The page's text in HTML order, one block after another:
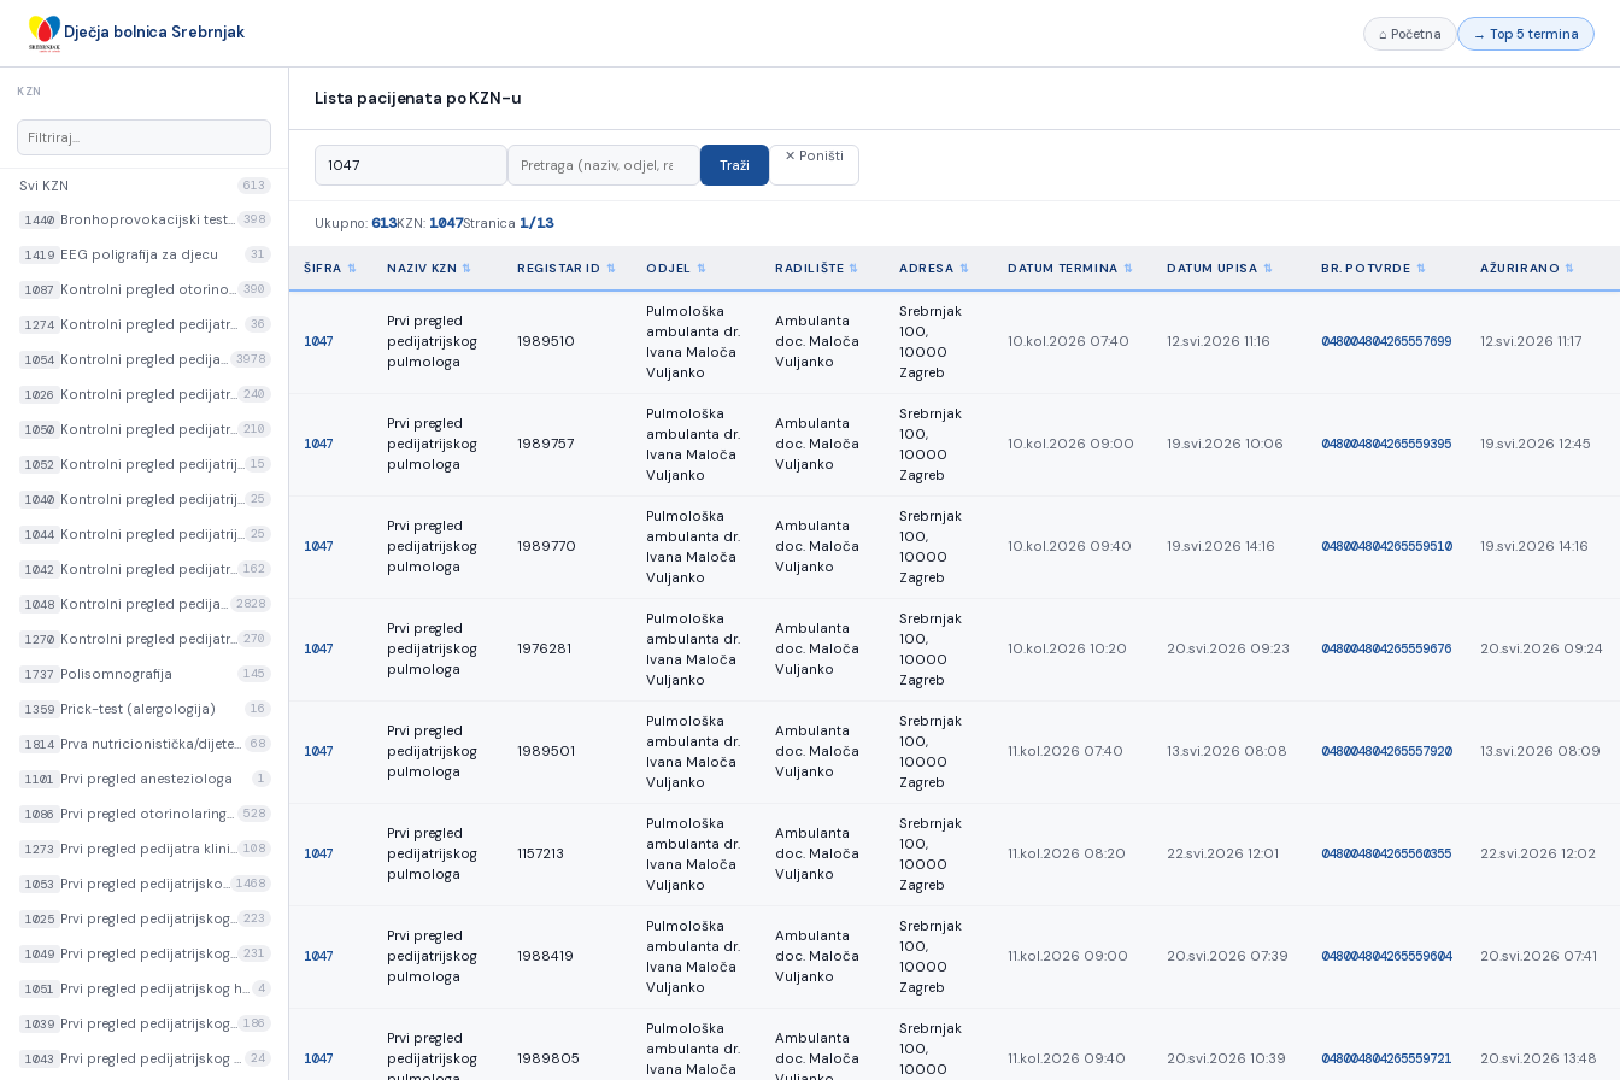
Dječja bolnica Srebrnjak ⌂ Početna → Top 5 termina
KZN
Svi KZN 613
1440 Bronhoprovokacijski test metakolinom za djecu 398
1419 EEG poligrafija za djecu 31
1087 Kontrolni pregled otorinolaringologa 390
1274 Kontrolni pregled pedijatra kliničkog farmakologa 36
1054 Kontrolni pregled pedijatrijskog alergologa/imunologa 3978
1026 Kontrolni pregled pedijatrijskog dermatologa 240
1050 Kontrolni pregled pedijatrijskog endokrinologa 210
1052 Kontrolni pregled pedijatrijskog hematologa/onkologa 15
1040 Kontrolni pregled pedijatrijskog kardiologa 25
1044 Kontrolni pregled pedijatrijskog nefrologa 25
1042 Kontrolni pregled pedijatrijskog neurologa 162
1048 Kontrolni pregled pedijatrijskog pulmologa 2828
1270 Kontrolni pregled pedijatrijskog reumatologa 270
1737 Polisomnografija 145
1359 Prick-test (alergologija) 16
1814 Prva nutricionistička/dijetetička obrada 68
1101 Prvi pregled anesteziologa 1
1086 Prvi pregled otorinolaringologa 528
1273 Prvi pregled pedijatra kliničkog farmakologa 108
1053 Prvi pregled pedijatrijskog alergologa/imunologa 1468
1025 Prvi pregled pedijatrijskog dermatologa 223
1049 Prvi pregled pedijatrijskog endokrinologa 231
1051 Prvi pregled pedijatrijskog hematologa/onkologa 4
1039 Prvi pregled pedijatrijskog kardiologa 186
1043 Prvi pregled pedijatrijskog nefrologa 24
Lista pacijenata po KZN-u
Traži ✕ Poništi
Ukupno: 613KZN: 1047Stranica 1/13
ŠIFRA NAZIV KZN REGISTAR ID ODJEL RADILIŠTE ADRESA DATUM TERMINA DATUM UPISA BR. POTVRDE AŽURIRANO
1047
Prvi pregled
pedijatrijskog
pulmologa
1989510
Pulmološka
ambulanta dr.
Ivana Maloča
Vuljanko
Ambulanta
doc. Maloča
Vuljanko
Srebrnjak
100,
10000
Zagreb
10.kol.2026 07:40 12.svi.2026 11:16 048004804265557699 12.svi.2026 11:17
1047
Prvi pregled
pedijatrijskog
pulmologa
1989757
Pulmološka
ambulanta dr.
Ivana Maloča
Vuljanko
Ambulanta
doc. Maloča
Vuljanko
Srebrnjak
100,
10000
Zagreb
10.kol.2026 09:00 19.svi.2026 10:06 048004804265559395 19.svi.2026 12:45
1047
Prvi pregled
pedijatrijskog
pulmologa
1989770
Pulmološka
ambulanta dr.
Ivana Maloča
Vuljanko
Ambulanta
doc. Maloča
Vuljanko
Srebrnjak
100,
10000
Zagreb
10.kol.2026 09:40 19.svi.2026 14:16 048004804265559510 19.svi.2026 14:16
1047
Prvi pregled
pedijatrijskog
pulmologa
1976281
Pulmološka
ambulanta dr.
Ivana Maloča
Vuljanko
Ambulanta
doc. Maloča
Vuljanko
Srebrnjak
100,
10000
Zagreb
10.kol.2026 10:20 20.svi.2026 09:23 048004804265559676 20.svi.2026 09:24
1047
Prvi pregled
pedijatrijskog
pulmologa
1989501
Pulmološka
ambulanta dr.
Ivana Maloča
Vuljanko
Ambulanta
doc. Maloča
Vuljanko
Srebrnjak
100,
10000
Zagreb
11.kol.2026 07:40 13.svi.2026 08:08 048004804265557920 13.svi.2026 08:09
1047
Prvi pregled
pedijatrijskog
pulmologa
1157213
Pulmološka
ambulanta dr.
Ivana Maloča
Vuljanko
Ambulanta
doc. Maloča
Vuljanko
Srebrnjak
100,
10000
Zagreb
11.kol.2026 08:20 22.svi.2026 12:01 048004804265560355 22.svi.2026 12:02
1047
Prvi pregled
pedijatrijskog
pulmologa
1988419
Pulmološka
ambulanta dr.
Ivana Maloča
Vuljanko
Ambulanta
doc. Maloča
Vuljanko
Srebrnjak
100,
10000
Zagreb
11.kol.2026 09:00 20.svi.2026 07:39 048004804265559604 20.svi.2026 07:41
1047
Prvi pregled
pedijatrijskog
1989805
Pulmološka
ambulanta dr.
Ivana Maloča
Ambulanta
doc. Maloča
Srebrnjak
100,
10000
11.kol.2026 09:40 20.svi.2026 10:39 048004804265559721 20.svi.2026 13:48